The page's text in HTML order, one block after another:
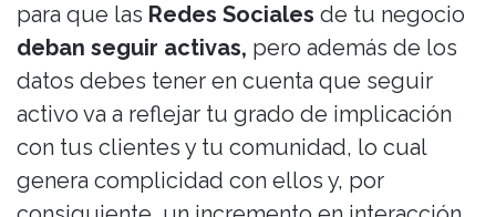
para que las Redes Sociales de tu negocio
deban seguir activas, pero además de los
datos debes tener en cuenta que seguir
activo va a reflejar tu grado de implicación
con tus clientes y tu comunidad, lo cual
genera complicidad con ellos y, por